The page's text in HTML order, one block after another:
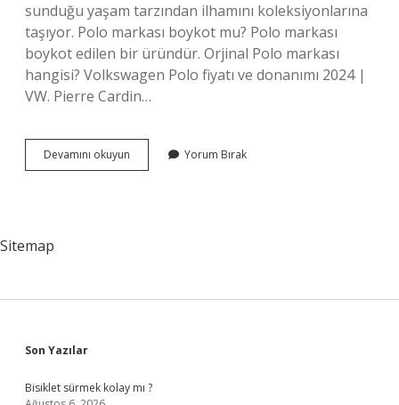
sunduğu yaşam tarzından ilhamını koleksiyonlarına
taşıyor. Polo markası boykot mu? Polo markası
boykot edilen bir üründür. Orjinal Polo markası
hangisi? Volkswagen Polo fiyatı ve donanımı 2024 |
VW. Pierre Cardin…
Devamını okuyun
Kıyafet
Yorum Bırak
Sitemap
Sidebar
Son Yazılar
Bisiklet sürmek kolay mı ?